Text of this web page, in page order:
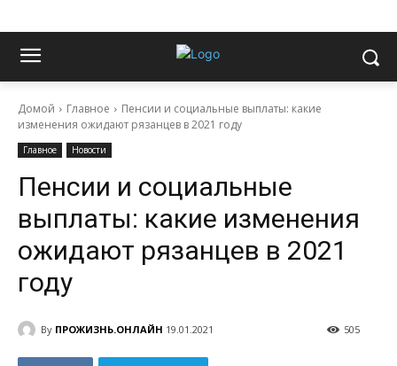
Домой Главное
Пенсии и социальные выплаты: какие
изменения ожидают рязанцев в 2021 году
Главное Новости
Пенсии и социальные
выплаты: какие изменения
ожидают рязанцев в 2021
году
By ПРОЖИЗНЬ.ОНЛАЙН 19.01.2021 505